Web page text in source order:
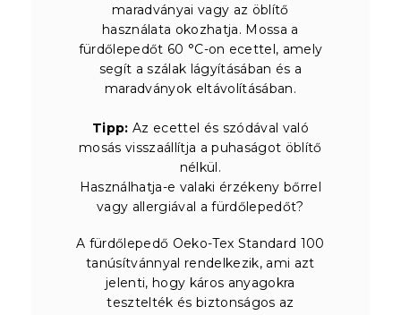
maradványai vagy az öblítő
használata okozhatja. Mossa a
fürdőlepedőt 60 °C-on ecettel, amely
segít a szálak lágyításában és a
maradványok eltávolításában.
Tipp: Az ecettel és szódával való
mosás visszaállítja a puhaságot öblítő
nélkül.
Használhatja-e valaki érzékeny bőrrel
vagy allergiával a fürdőlepedőt?
A fürdőlepedő Oeko-Tex Standard 100
tanúsítvánnyal rendelkezik, ami azt
jelenti, hogy káros anyagokra
tesztelték és biztonságos az